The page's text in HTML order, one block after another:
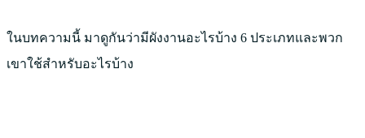
ในบทความนี้ มาดูกันว่ามีผังงานอะไรบ้าง 6 ประเภทและพวก
เขาใช้สำหรับอะไรบ้าง